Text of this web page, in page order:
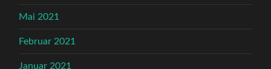
Mai 2021
Februar 2021
Januar 2021